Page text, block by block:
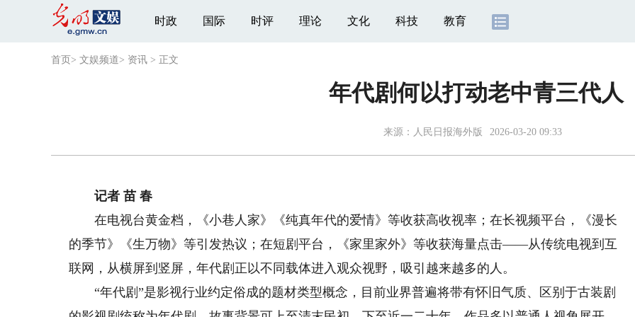
时政 国际 时评 理论 文化 科技 教育
首页 > 文娱频道> 资讯 > 正文
年代剧何以打动老中青三代人
来源： 人民日报海外版 2026-03-20 09:33
记者 苗 春
在电视台黄金档，《小巷人家》《纯真年代的爱情》等收获高收视率；在长视频平台，《漫长
的季节》《生万物》等引发热议；在短剧平台，《家里家外》等收获海量点击——从传统电视到互
联网，从横屏到竖屏，年代剧正以不同载体进入观众视野，吸引越来越多的人。
“年代剧”是影视行业约定俗成的题材类型概念，目前业界普遍将带有怀旧气质、区别于古装剧